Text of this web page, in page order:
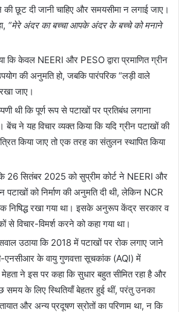
छूट दी जानी चाहिए और समयसीमा न लगाई जाए।
“मेरे अंदर का बच्चा आपके अंदर के बच्चे को मनाने
कि केवल NEERI और PESO द्वारा प्रमाणित ग्रीन
की अनुमति हो, जबकि पारंपरिक “लड़ी वाले
जाए।
थी कि पूर्ण रूप से पटाखों पर प्रतिबंध लगाना
बेंच ने यह विचार व्यक्त किया कि यदि ग्रीन पटाखों की
किया जाए तो एक तरह का संतुलन स्थापित किया
26 सितंबर 2025 को सुप्रीम कोर्ट ने NEERI और
पटाखों को निर्माण की अनुमति दी थी, लेकिन NCR
निषिद्ध रखा गया था। इसके अनुरूप केंद्र सरकार व
से विचार-विमर्श करने को कहा गया था।
उठाया कि 2018 में पटाखों पर रोक लगाए जाने
एनसीआर के वायु गुणवत्ता सूचकांक (AQI) में
ने इस पर कहा कि सुधार बहुत सीमित रहा है और
के लिए स्थितियाँ बेहतर हुई थीं, परंतु उनका
और अन्य प्रदूषण स्रोतों का परिणाम था, न कि